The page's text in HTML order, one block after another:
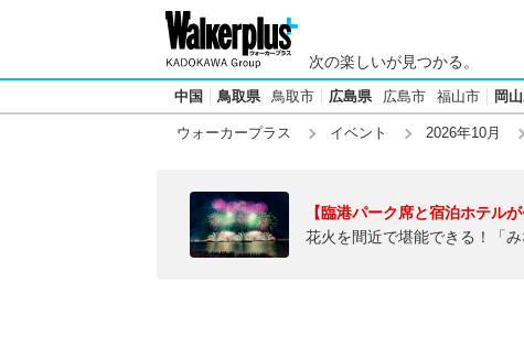
次の楽しいが見つかる。
中国 鳥取県 鳥取市 広島県 広島市 福山市 岡
ウォーカープラス イベント 2026年10月
【臨港パーク席と宿泊ホテルが
花火を間近で堪能できる！「